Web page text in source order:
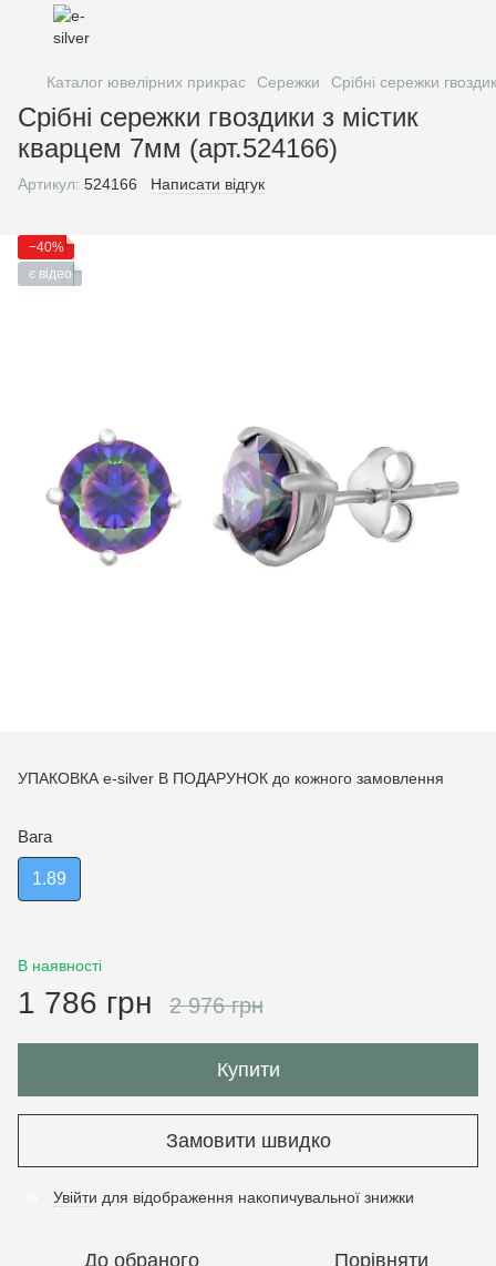
Каталог ювелірних прикрас Сережки Срібні сережки
Срібні сережки гвоздики з містик
кварцем 7мм (арт.524166)
Артикул: 524166 Написати відгук
−40%
є відео
УПАКОВКА e-silver В ПОДАРУНОК до кожного замовлення
Вага
1.89
В наявності
1 786 грн 2 976 грн
Купити
Замовити швидко
Увійти для відображення накопичувальної знижки
До обраного Порівняти